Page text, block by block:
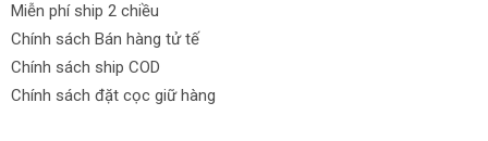
Miễn phí ship 2 chiều
Chính sách Bán hàng tử tế
Chính sách ship COD
Chính sách đặt cọc giữ hàng